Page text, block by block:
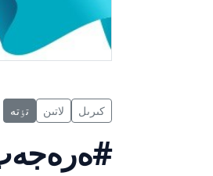
كىرىل لاتىن تٶتە